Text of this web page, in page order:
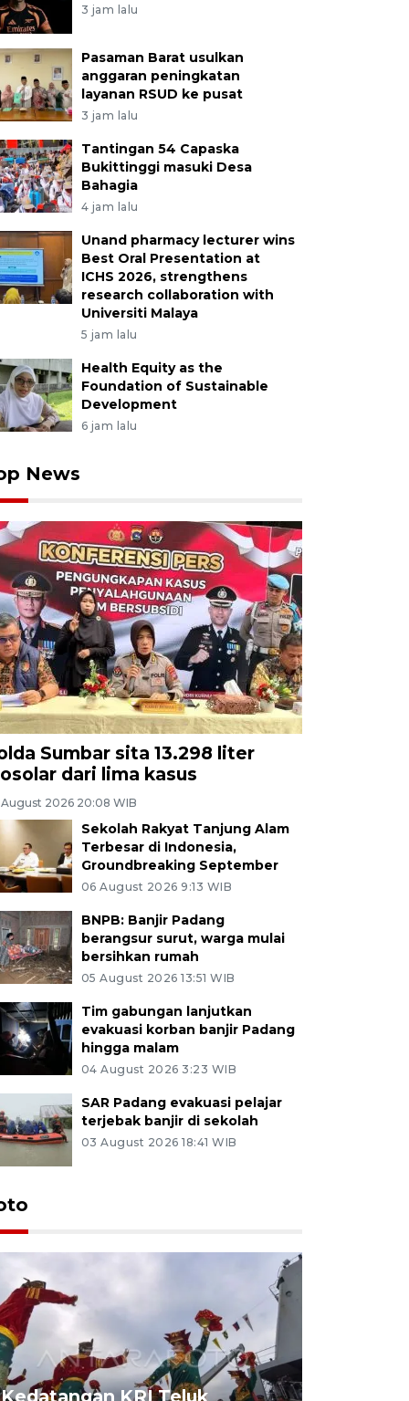
3 jam lalu
Pasaman Barat usulkan
anggaran peningkatan
layanan RSUD ke pusat
3 jam lalu
Tantingan 54 Capaska
Bukittinggi masuki Desa
Bahagia
4 jam lalu
Unand pharmacy lecturer wins
Best Oral Presentation at
ICHS 2026, strengthens
research collaboration with
Universiti Malaya
5 jam lalu
Health Equity as the
Foundation of Sustainable
Development
6 jam lalu
News
Sumbar sita 13.298 liter
dari lima kasus
2026 20:08 WIB
Sekolah Rakyat Tanjung Alam
Terbesar di Indonesia,
Groundbreaking September
06 August 2026 9:13 WIB
BNPB: Banjir Padang
berangsur surut, warga mulai
bersihkan rumah
05 August 2026 13:51 WIB
Tim gabungan lanjutkan
evakuasi korban banjir Padang
hingga malam
04 August 2026 3:23 WIB
SAR Padang evakuasi pelajar
terjebak banjir di sekolah
03 August 2026 18:41 WIB